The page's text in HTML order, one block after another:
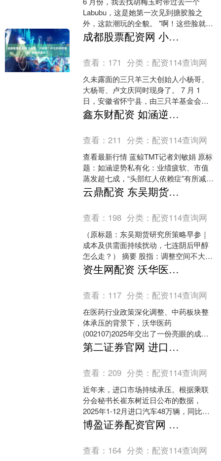
Labubu，这是她第一次见到搪胶脸之
外，这款潮玩的全貌。 "啊！这些脸就是
这个娃娃身上的呀"，胡梅玉看着我手里
的 Labu....
成都股票配资网 小杨哥、大杨哥、卢文庆同时现身！捐的桥通车了
查看： 171 分类： 配资114查询网
久未露面的三只羊三大创始人小杨哥、
大杨哥、卢文庆同时现身了。 7 月 1
日，安徽省怀宁县，由三只羊基金会捐
资建设的 "三羊同心大桥" 正式通车。该
桥全长 36....
鑫东财配资 如涵逆势私有化：市值蒸发超七成，“头部红人依赖症”有所减缓
查看：211 分类： 配资114查询网
查看最新行情 蓝鲸TMT记者刘敏娟 原标
题：如涵逆势私有化：业绩疲软、市值
蒸发超七成，“头部红人依赖症”有所减缓
在直播电商全面爆发之际，如涵控股作
为国内老牌的....
云鼎配资 东吴期货研究所策略早参｜成本及供需面持续扰动，七连阴后甲醇怎么走？
查看： 198 分类： 配资114查询网
（原标题：东吴期货研究所策略早参｜
成本及供需面持续扰动，七连阴后甲醇
怎么走？） 摘要 股指：调整空间不大；
黑色系板块：低位弱势震荡；能源化
工：WTI刷新高点；有....
资生网配资 沃华医药：“院内+院外”转型突围破局 双轮驱动高速增长
查看： 117 分类： 配资114查询网
在医药行业政策深化调整、中药板块整
体承压的背景下，沃华医药
(002107)2025年交出了一份亮眼的成绩
单：营业收入8.17亿元，同比增长
6.96%；归属于上市....
第二证券官网 进口车退潮，连续四年负增长，去年猛降超3成，法拉利、兰博基尼销量三连跌，雷克萨斯逆势上涨
查看：209 分类： 配资114查询网
近年来，进口市场持续承压。根据乘联
分会秘书长崔东树近日公布的数据，
2025年1-12月进口汽车48万辆，同比下
降32%。其中，2025年12月进口车3.0万
辆，....
博盈证券配资官网 晚清老照片：图3溥仪瘦成了A4腰！格格们个个富态颜值高
查看： 164 分类： 配资114查询网